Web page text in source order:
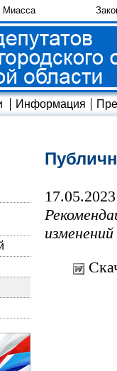
Миасса
Информация
17.05.2023